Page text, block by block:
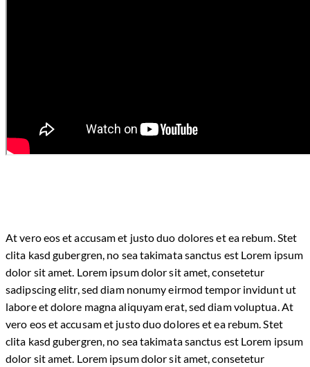
At vero eos et accusam et justo duo dolores et ea rebum. Stet
clita kasd gubergren, no sea takimata sanctus est Lorem ipsum
dolor sit amet. Lorem ipsum dolor sit amet, consetetur
sadipscing elitr, sed diam nonumy eirmod tempor invidunt ut
labore et dolore magna aliquyam erat, sed diam voluptua. At
vero eos et accusam et justo duo dolores et ea rebum. Stet
clita kasd gubergren, no sea takimata sanctus est Lorem ipsum
dolor sit amet. Lorem ipsum dolor sit amet, consetetur